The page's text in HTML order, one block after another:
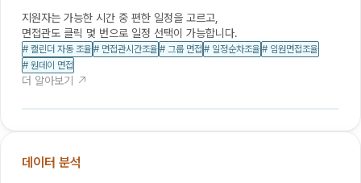
지원자는 가능한 시간 중 편한 일정을 고르고,
면접관도 클릭 몇 번으로 일정 선택이 가능합니다.
# 캘린더 자동 조율# 면접관시간조율# 그룹 면접 # 일정순차조율# 임원면접조율
# 원데이 면접
더 알아보기
데이터 분석